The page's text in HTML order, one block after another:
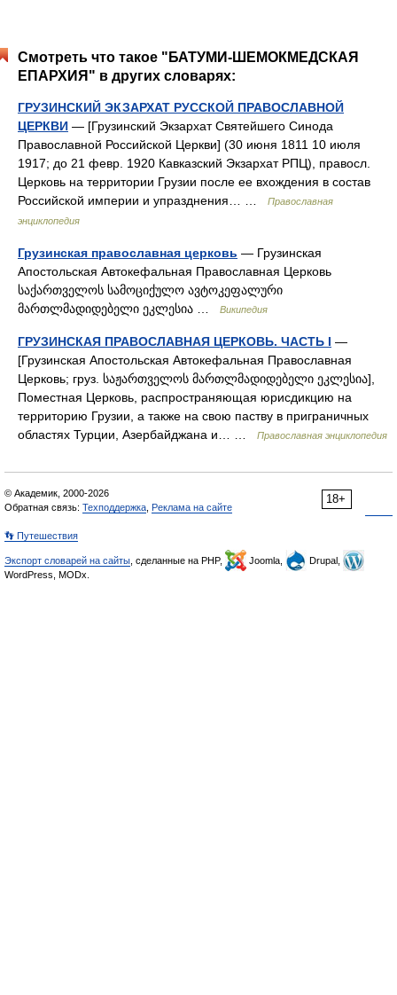
Смотреть что такое "БАТУМИ-ШЕМОКМЕДСКАЯ
ЕПАРХИЯ" в других словарях:
ГРУЗИНСКИЙ ЭКЗАРХАТ РУССКОЙ ПРАВОСЛАВНОЙ
ЦЕРКВИ — [Грузинский Экзархат Святейшего Синода
Православной Российской Церкви] (30 июня 1811 10 июля
1917; до 21 февр. 1920 Кавказский Экзархат РПЦ), правосл.
Церковь на территории Грузии после ее вхождения в состав
Российской империи и упразднения… …
Православная
энциклопедия
Грузинская православная церковь — Грузинская
Апостольская Автокефальная Православная Церковь
საქართველოს სამოციქულო ავტოკეფალური
მართლმადიდებელი ეკლესია …
Википедия
ГРУЗИНСКАЯ ПРАВОСЛАВНАЯ ЦЕРКОВЬ. ЧАСТЬ I —
[Грузинская Апостольская Автокефальная Православная
Церковь; груз. საჟართველოს მართლმადიდებელი ეკლესია],
Поместная Церковь, распространяющая юрисдикцию на
территорию Грузии, а также на свою паству в приграничных
областях Турции, Азербайджана и… …
Православная энциклопедия
18+
© Академик, 2000-2026
Обратная связь: Техподдержка Реклама на сайте
👣 Путешествия
Экспорт словарей на сайты , сделанные на PHP, Joomla,
Drupal,
WordPress, MODx.